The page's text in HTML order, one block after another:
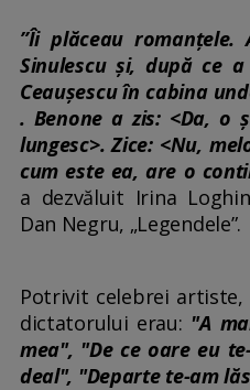
”Îi plăceau
Sinulescu şi, după ce
Ceauşescu în cabina
. Benone a zis: <Da, o
lungesc>. Zice: <Nu,
cum este ea, are o
a dezvăluit Irina
Dan Negru, „Legendele”.
Potrivit celebrei
dictatorului erau: "A
mea", "De ce oare eu
deal", "Departe te-am